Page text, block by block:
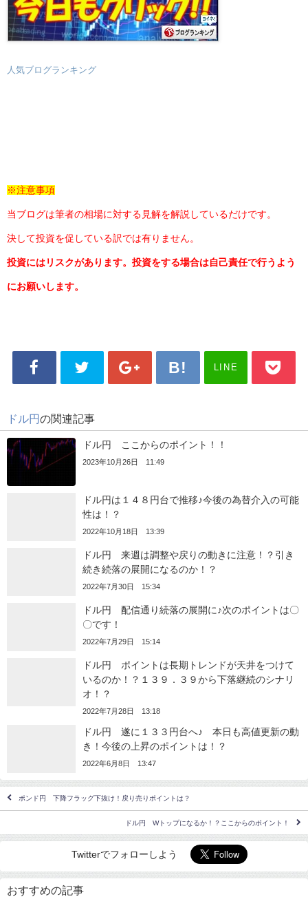
人気ブログランキング
※注意事項
当ブログは筆者の相場に対する見解を解説しているだけです。
決して投資を促している訳では有りません。
投資にはリスクがあります。投資をする場合は自己責任で行うよう
にお願いします。
LINE
ドル円の関連記事
ドル円 ここからのポイント！！
2023年10月26日 11:49
ドル円は１４８円台で推移♪今後の為替介入の可能
性は！？
2022年10月18日 13:39
ドル円 来週は調整や戻りの動きに注意！？引き
続き続落の展開になるのか！？
2022年7月30日 15:34
ドル円 配信通り続落の展開に♪次のポイントは〇
〇です！
2022年7月29日 15:14
ドル円 ポイントは長期トレンドが天井をつけて
いるのか！？１３９．３９から下落継続のシナリ
オ！？
2022年7月28日 13:18
ドル円 遂に１３３円台へ♪ 本日も高値更新の動
き！今後の上昇のポイントは！？
2022年6月8日 13:47
ポンド円 下降フラッグ下抜け！戻り売りポイントは？
ドル円 Wトップになるか！？ここからのポイント！
Twitterでフォローしよう
おすすめの記事